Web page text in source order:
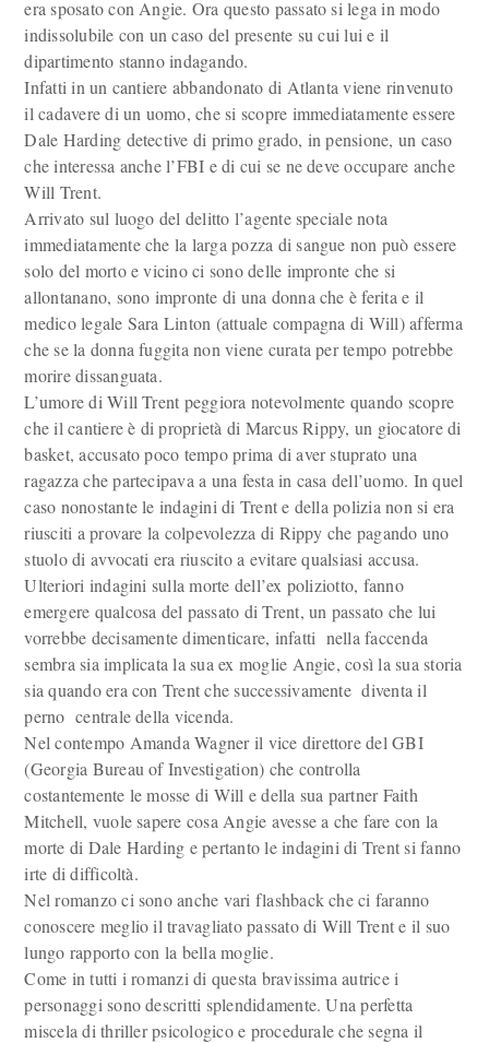
era sposato con Angie. Ora questo passato si lega in modo
indissolubile con un caso del presente su cui lui e il
dipartimento stanno indagando.
Infatti in un cantiere abbandonato di Atlanta viene rinvenuto
il cadavere di un uomo, che si scopre immediatamente essere
Dale Harding detective di primo grado, in pensione, un caso
che interessa anche l’FBI e di cui se ne deve occupare anche
Will Trent.
Arrivato sul luogo del delitto l’agente speciale nota
immediatamente che la larga pozza di sangue non può essere
solo del morto e vicino ci sono delle impronte che si
allontanano, sono impronte di una donna che è ferita e il
medico legale Sara Linton (attuale compagna di Will) afferma
che se la donna fuggita non viene curata per tempo potrebbe
morire dissanguata.
L’umore di Will Trent peggiora notevolmente quando scopre
che il cantiere è di proprietà di Marcus Rippy, un giocatore di
basket, accusato poco tempo prima di aver stuprato una
ragazza che partecipava a una festa in casa dell’uomo. In quel
caso nonostante le indagini di Trent e della polizia non si era
riusciti a provare la colpevolezza di Rippy che pagando uno
stuolo di avvocati era riuscito a evitare qualsiasi accusa.
Ulteriori indagini sulla morte dell’ex poliziotto, fanno
emergere qualcosa del passato di Trent, un passato che lui
vorrebbe decisamente dimenticare, infatti nella faccenda
sembra sia implicata la sua ex moglie Angie, così la sua storia
sia quando era con Trent che successivamente diventa il
perno centrale della vicenda.
Nel contempo Amanda Wagner il vice direttore del GBI
(Georgia Bureau of Investigation) che controlla
costantemente le mosse di Will e della sua partner Faith
Mitchell, vuole sapere cosa Angie avesse a che fare con la
morte di Dale Harding e pertanto le indagini di Trent si fanno
irte di difficoltà.
Nel romanzo ci sono anche vari flashback che ci faranno
conoscere meglio il travagliato passato di Will Trent e il suo
lungo rapporto con la bella moglie.
Come in tutti i romanzi di questa bravissima autrice i
personaggi sono descritti splendidamente. Una perfetta
miscela di thriller psicologico e procedurale che segna il